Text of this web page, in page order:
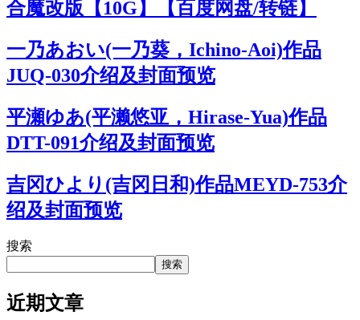
合魔改版【10G】【百度网盘/转链】
一乃あおい(一乃葵，Ichino-Aoi)作品
JUQ-030介绍及封面预览
平瀬ゆあ(平濑悠亚，Hirase-Yua)作品
DTT-091介绍及封面预览
吉冈ひより(吉冈日和)作品MEYD-753介
绍及封面预览
搜索
搜索
近期文章